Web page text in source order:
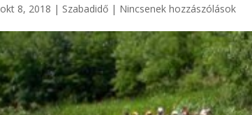
okt 8, 2018 | Szabadidő | Nincsenek hozzászólások